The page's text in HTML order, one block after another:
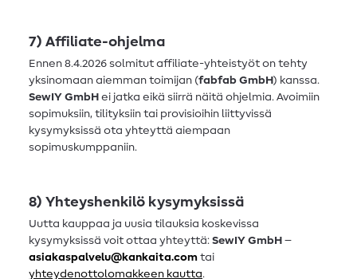
7) Affiliate-ohjelma
Ennen 8.4.2026 solmitut affiliate-yhteistyöt on tehty
yksinomaan aiemman toimijan (fabfab GmbH) kanssa.
SewIY GmbH ei jatka eikä siirrä näitä ohjelmia. Avoimiin
sopimuksiin, tilityksiin tai provisioihin liittyvissä
kysymyksissä ota yhteyttä aiempaan
sopimuskumppaniin.
8) Yhteyshenkilö kysymyksissä
Uutta kauppaa ja uusia tilauksia koskevissa
kysymyksissä voit ottaa yhteyttä: SewIY GmbH –
asiakaspalvelu@kankaita.com tai
yhteydenottolomakkeen kautta.